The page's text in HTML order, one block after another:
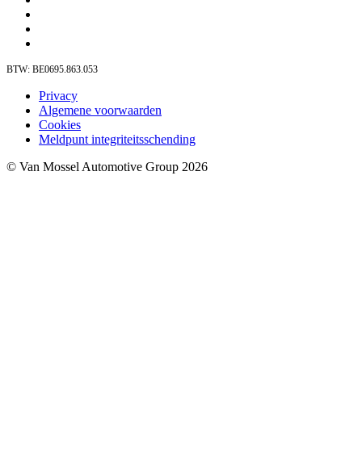
BTW: BE0695.863.053
Privacy
Algemene voorwaarden
Cookies
Meldpunt integriteitsschending
© Van Mossel Automotive Group 2026